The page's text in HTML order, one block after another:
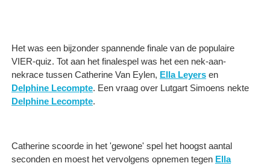
Het was een bijzonder spannende finale van de populaire
VIER-quiz. Tot aan het finalespel was het een nek-aan-
nekrace tussen Catherine Van Eylen, Ella Leyers en
Delphine Lecompte. Een vraag over Lutgart Simoens nekte
Delphine Lecompte.
Catherine scoorde in het 'gewone' spel het hoogst aantal
seconden en moest het vervolgens opnemen tegen Ella